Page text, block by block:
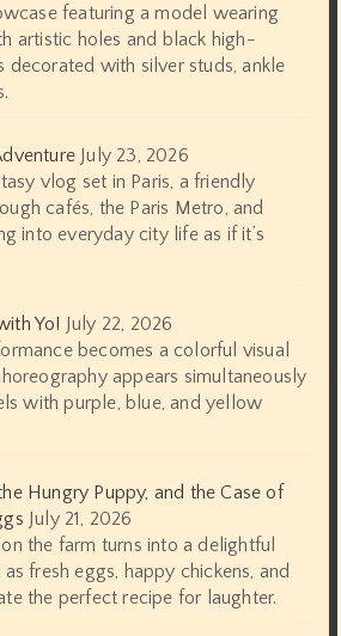
featuring a model wearing
artistic holes and black high-
decorated with silver studs, ankle
July 23, 2026
vlog set in Paris, a friendly
cafés, the Paris Metro, and
into everyday city life as if it’s
Yo! July 22, 2026
becomes a colorful visual
appears simultaneously
with purple, blue, and yellow
Hungry Puppy, and the Case of
July 21, 2026
the farm turns into a delightful
fresh eggs, happy chickens, and
the perfect recipe for laughter.